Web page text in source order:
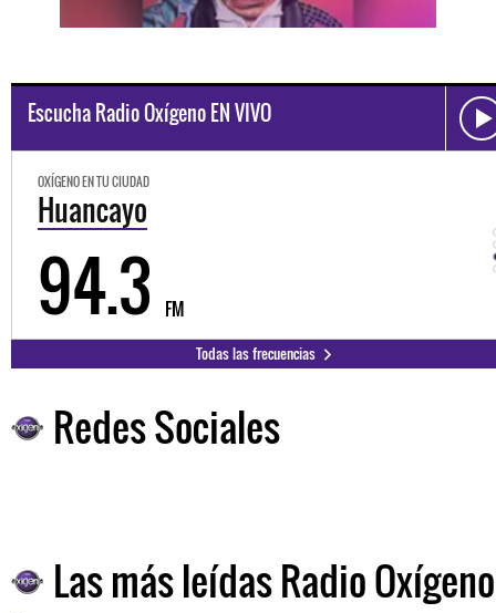
Escucha Radio Oxígeno EN VIVO
OXÍGENO EN TU CIUDAD
Huancayo
94.3 FM
Todas las frecuencias
Redes Sociales
Las más leídas Radio Oxígeno